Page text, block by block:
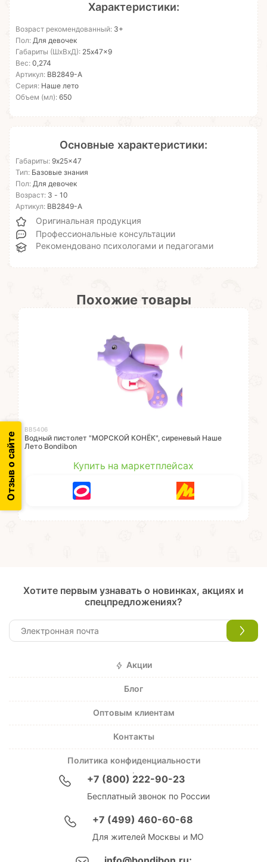
Характеристики:
Возраст рекомендованный: 3+
Пол: Для девочек
Габариты (ШхВхД): 25x47x9
Вес: 0,274
Артикул: ВВ2849-А
Серия: Наше лето
Объем (мл): 650
Основные характеристики:
Габариты: 9x25x47
Тип: Базовые знания
Пол: Для девочек
Возраст: 3 - 10
Артикул: ВВ2849-А
Оригинальная продукция
Профессиональные консультации
Рекомендовано психологами и педагогами
Похожие товары
ВВ5406
Водный пистолет "МОРСКОЙ КОНЁК", сиреневый Наше
Лето Bondibon
Купить на маркетплейсах
Отзыв о сайте
Хотите первым узнавать о новинках, акциях и
спецпредложениях?
Акции
Блог
Оптовым клиентам
Контакты
Политика конфиденциальности
+7 (800) 222-90-23
Бесплатный звонок по России
+7 (499) 460-60-68
Для жителей Москвы и МО